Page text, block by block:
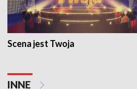
Scena jest Twoja
INNE